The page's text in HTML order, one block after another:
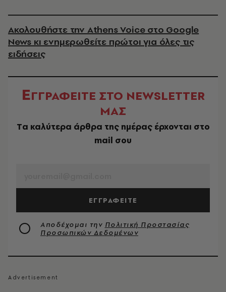
Ακολουθήστε την Athens Voice στο Google
News κι ενημερωθείτε πρώτοι για όλες τις
ειδήσεις
ΕΓΓΡΑΦΕΙΤΕ ΣΤΟ NEWSLETTER
ΜΑΣ
Tα καλύτερα άρθρα της ημέρας έρχονται στο
mail σου
ΕΓΓΡΑΦΕΙΤΕ
Αποδέχομαι την Πολιτική Προστασίας
Προσωπικών Δεδομένων